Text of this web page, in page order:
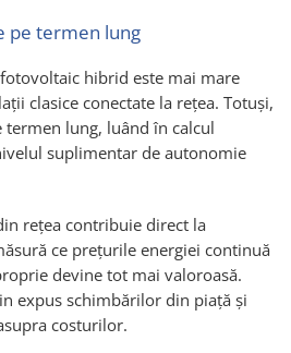
pe termen lung
hibrid este mai mare
clasice conectate la rețea. Totuși,
lung, luând în calcul
suplimentar de autonomie
rețea contribuie direct la
ce prețurile energiei continuă
devine tot mai valoroasă.
expus schimbărilor din piață și
costurilor.